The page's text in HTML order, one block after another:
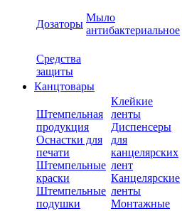
Дозаторы
Мыло
антибактериальное
Средства
защиты
Канцтовары
Штемпельная
продукция
Оснастки для
печати
Штемпельные
краски
Штемпельные
подушки
Клейкие
ленты
Диспенсеры
для
канцелярских
лент
Канцелярские
ленты
Монтажные